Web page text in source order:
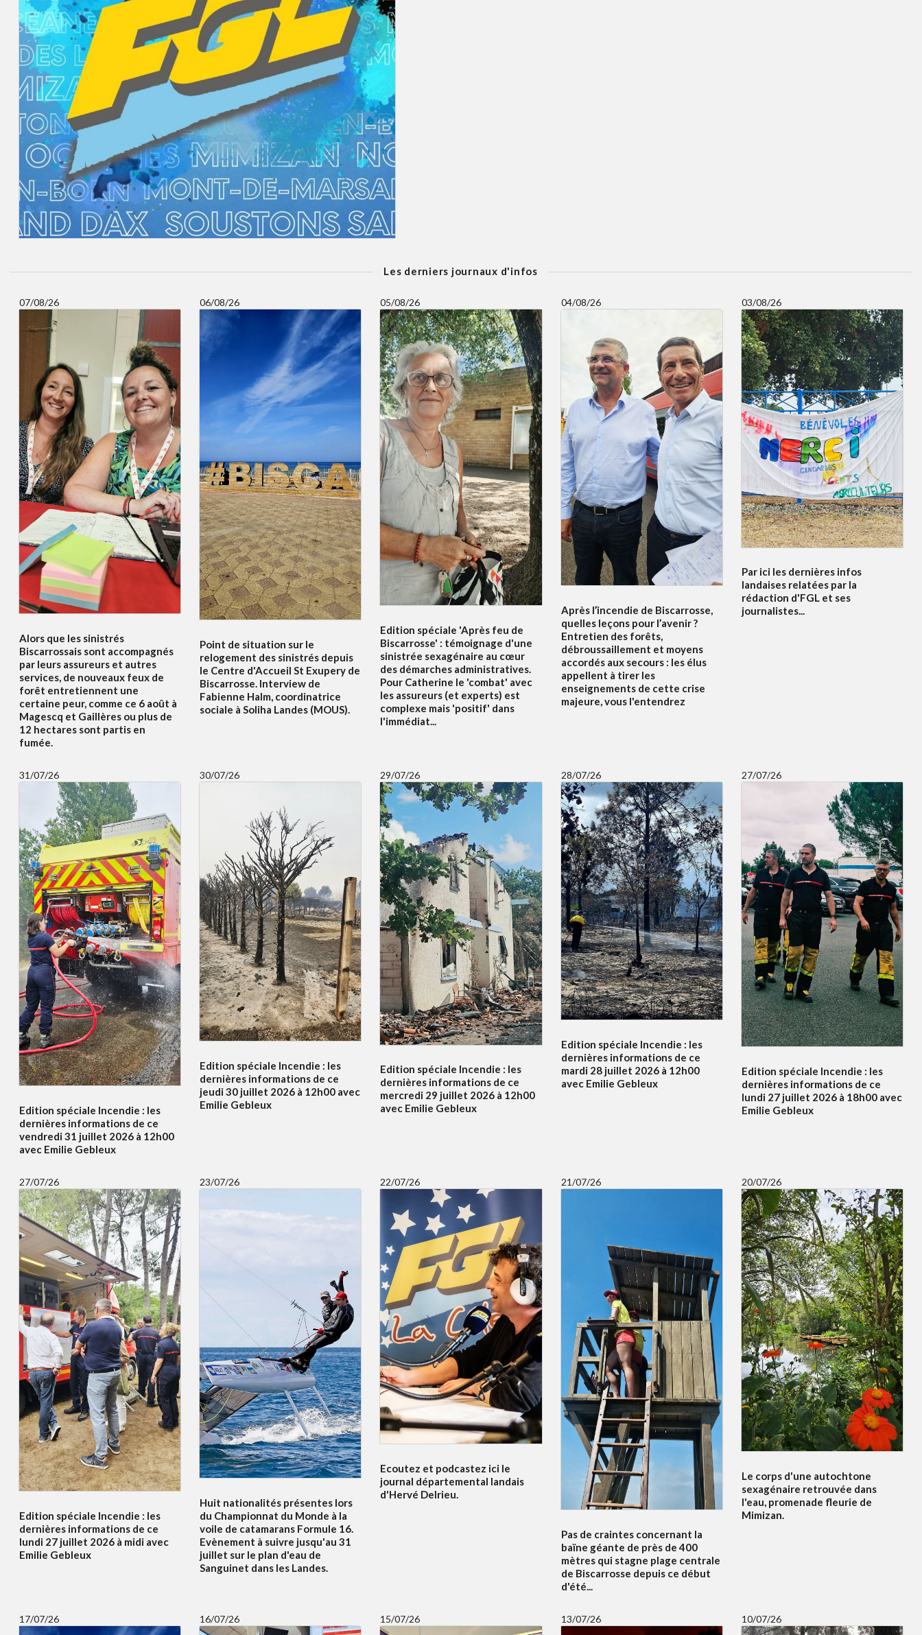
Les derniers journaux d'infos
07/08/26
Alors que les sinistrés
Biscarrossais sont accompagnés
par leurs assureurs et autres
services, de nouveaux feux de
forêt entretiennent une
certaine peur, comme ce 6 août à
Magescq et Gaillères ou plus de
12 hectares sont partis en
fumée.
06/08/26
Point de situation sur le
relogement des sinistrés depuis
le Centre d'Accueil St Exupery de
Biscarrosse. Interview de
Fabienne Halm, coordinatrice
sociale à Soliha Landes (MOUS).
05/08/26
Edition spéciale 'Après feu de
Biscarrosse' : témoignage d'une
sinistrée sexagénaire au cœur
des démarches administratives.
Pour Catherine le 'combat' avec
les assureurs (et experts) est
complexe mais 'positif' dans
l'immédiat...
04/08/26
Après l’incendie de Biscarrosse,
quelles leçons pour l’avenir ?
Entretien des forêts,
débroussaillement et moyens
accordés aux secours : les élus
appellent à tirer les
enseignements de cette crise
majeure, vous l'entendrez
03/08/26
Par ici les dernières infos
landaises relatées par la
rédaction d'FGL et ses
journalistes...
31/07/26
Edition spéciale Incendie : les
dernières informations de ce
vendredi 31 juillet 2026 à 12h00
avec Emilie Gebleux
30/07/26
Edition spéciale Incendie : les
dernières informations de ce
jeudi 30 juillet 2026 à 12h00 avec
Emilie Gebleux
29/07/26
Edition spéciale Incendie : les
dernières informations de ce
mercredi 29 juillet 2026 à 12h00
avec Emilie Gebleux
28/07/26
Edition spéciale Incendie : les
dernières informations de ce
mardi 28 juillet 2026 à 12h00
avec Emilie Gebleux
27/07/26
Edition spéciale Incendie : les
dernières informations de ce
lundi 27 juillet 2026 à 18h00 avec
Emilie Gebleux
27/07/26
Edition spéciale Incendie : les
dernières informations de ce
lundi 27 juillet 2026 à midi avec
Emilie Gebleux
23/07/26
Huit nationalités présentes lors
du Championnat du Monde à la
voile de catamarans Formule 16.
Evènement à suivre jusqu'au 31
juillet sur le plan d'eau de
Sanguinet dans les Landes.
22/07/26
Ecoutez et podcastez ici le
journal départemental landais
d'Hervé Delrieu.
21/07/26
Pas de craintes concernant la
baïne géante de près de 400
mètres qui stagne plage centrale
de Biscarrosse depuis ce début
d'été...
20/07/26
Le corps d'une autochtone
sexagénaire retrouvée dans
l'eau, promenade fleurie de
Mimizan.
17/07/26 16/07/26 15/07/26 13/07/26 10/07/26